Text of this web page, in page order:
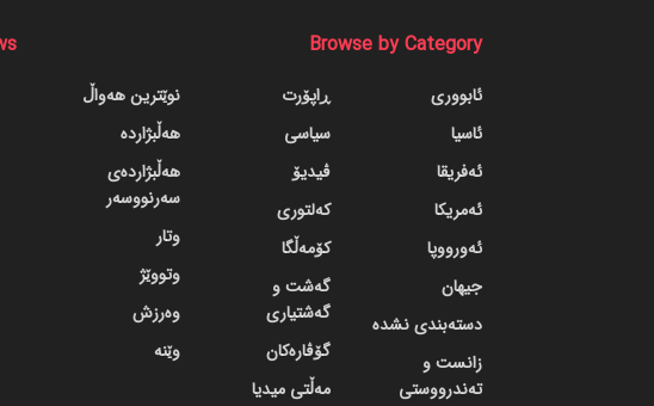
Browse by Category
ئابووری
ئاسیا
ئەفریقا
ئەمریکا
ئەورووپا
جیهان
دسته‌بندی نشده
زانست و
تەندرووستی
ڕاپۆرت
سیاسی
ڤیدیۆ
کەلتوری
کۆمەڵگا
گه‌شت و
گه‌شتیاری
گۆڤاره‌کان
مەڵتی میدیا
نوێترین هەواڵ
هەڵبژاردە
هەڵبژاردەی
سەرنووسەر
وتار
وتووێژ
وەرزش
وێنە